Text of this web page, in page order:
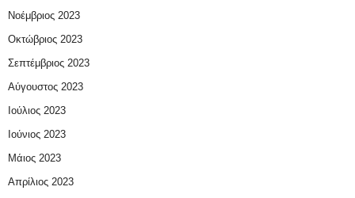
Νοέμβριος 2023
Οκτώβριος 2023
Σεπτέμβριος 2023
Αύγουστος 2023
Ιούλιος 2023
Ιούνιος 2023
Μάιος 2023
Απρίλιος 2023